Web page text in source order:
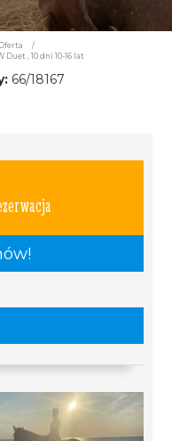
/
, 10 dni 10-16 lat
66/18167